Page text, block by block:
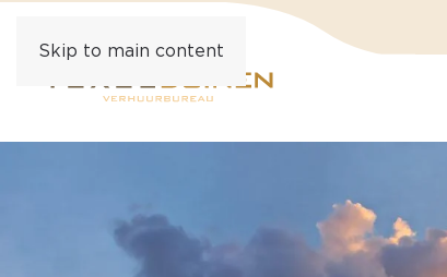
Skip to main content